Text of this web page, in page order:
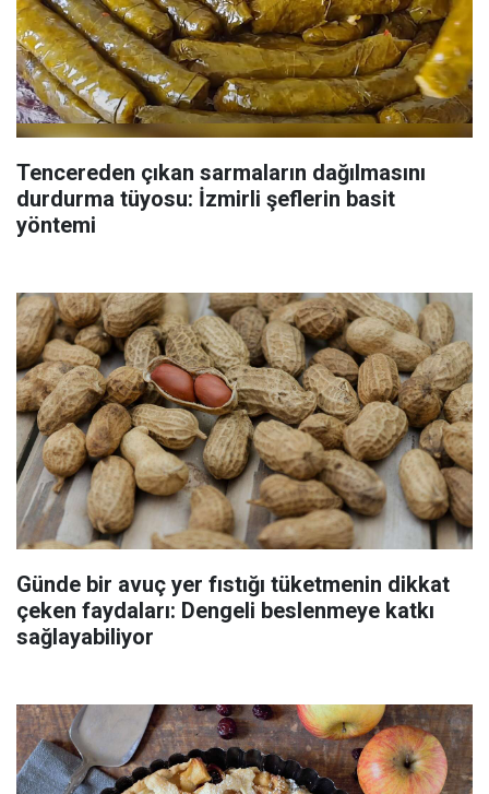
Tencereden çıkan sarmaların dağılmasını
durdurma tüyosu: İzmirli şeflerin basit
yöntemi
Günde bir avuç yer fıstığı tüketmenin dikkat
çeken faydaları: Dengeli beslenmeye katkı
sağlayabiliyor